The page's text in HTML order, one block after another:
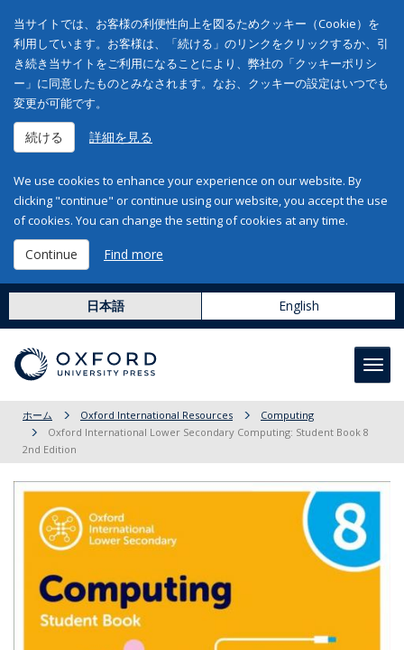
当サイトでは、お客様の利便性向上を図るためクッキー（Cookie）を
利用しています。お客様は、「続ける」のリンクをクリックするか、引
き続き当サイトをご利用になることにより、弊社の「クッキーポリシ
ー」に同意したものとみなされます。なお、クッキーの設定はいつでも
変更が可能です。
続ける 詳細を見る
We use cookies to enhance your experience on our website. By
clicking "continue" or continue using our website, you accept the use
of cookies. You can change the setting of cookies at any time.
Continue Find more
日本語 English
ホーム Oxford International Resources
Computing
Oxford International Lower Secondary Computing: Student Book 8
2nd Edition